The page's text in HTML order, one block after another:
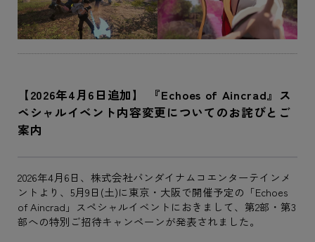
【2026年4月6日追加】 『Echoes of Aincrad』ス
ペシャルイベント内容変更についてのお詫びとご
案内
2026年4月6日、株式会社バンダイナムコエンターテインメ
ントより、5月9日(土)に東京・大阪で開催予定の「Echoes
of Aincrad」スペシャルイベントにおきまして、第2部・第3
部への特別ご招待キャンペーンが発表されました。